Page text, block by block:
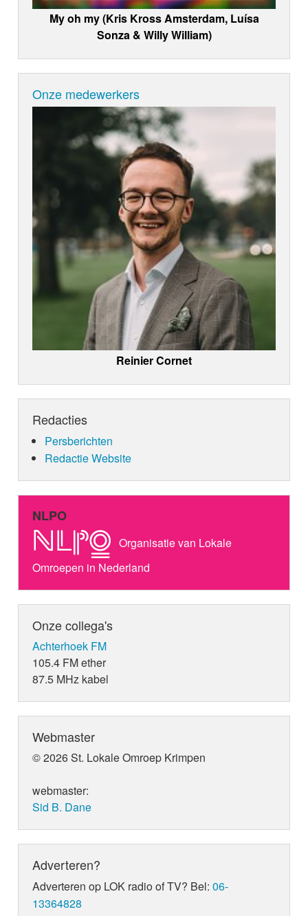
My oh my (Kris Kross Amsterdam, Luísa
Sonza & Willy William)
Onze medewerkers
Reinier Cornet
Redacties
Persberichten
Redactie Website
NLPO
Organisatie van Lokale
Omroepen in Nederland
Onze collega's
Achterhoek FM
105.4 FM ether
87.5 MHz kabel
Webmaster
© 2026 St. Lokale Omroep Krimpen
webmaster:
Sid B. Dane
Adverteren?
Adverteren op LOK radio of TV? Bel:06-
13364828